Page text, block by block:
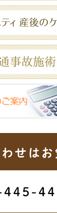
せはお